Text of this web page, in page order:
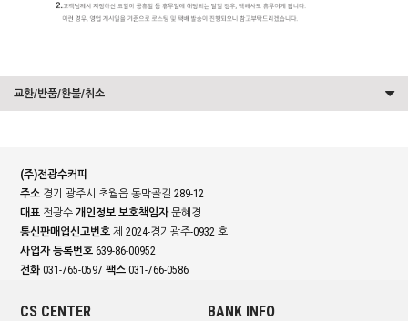
교환/반품/환불/취소
(주)전광수커피
주소 경기 광주시 초월읍 동막골길 289-12
대표 전광수개인정보 보호책임자문혜경
통신판매업신고번호 제 2024-경기광주-0932 호
사업자 등록번호 639-86-00952
전화 031-765-0597팩스 031-766-0586
CS CENTER BANK INFO